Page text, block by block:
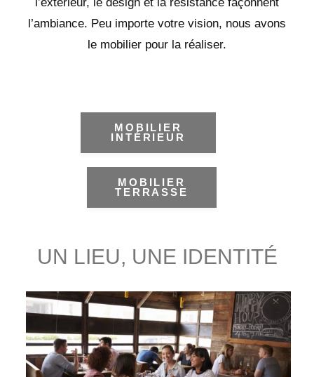
l’ambiance. Peu importe votre vision, nous avons
le mobilier pour la réaliser.
MOBILIER
INTÉRIEUR
MOBILIER
TERRASSE
UN LIEU, UNE IDENTITÉ